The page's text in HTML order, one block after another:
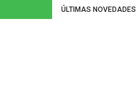
ÚLTIMAS NOVEDADES